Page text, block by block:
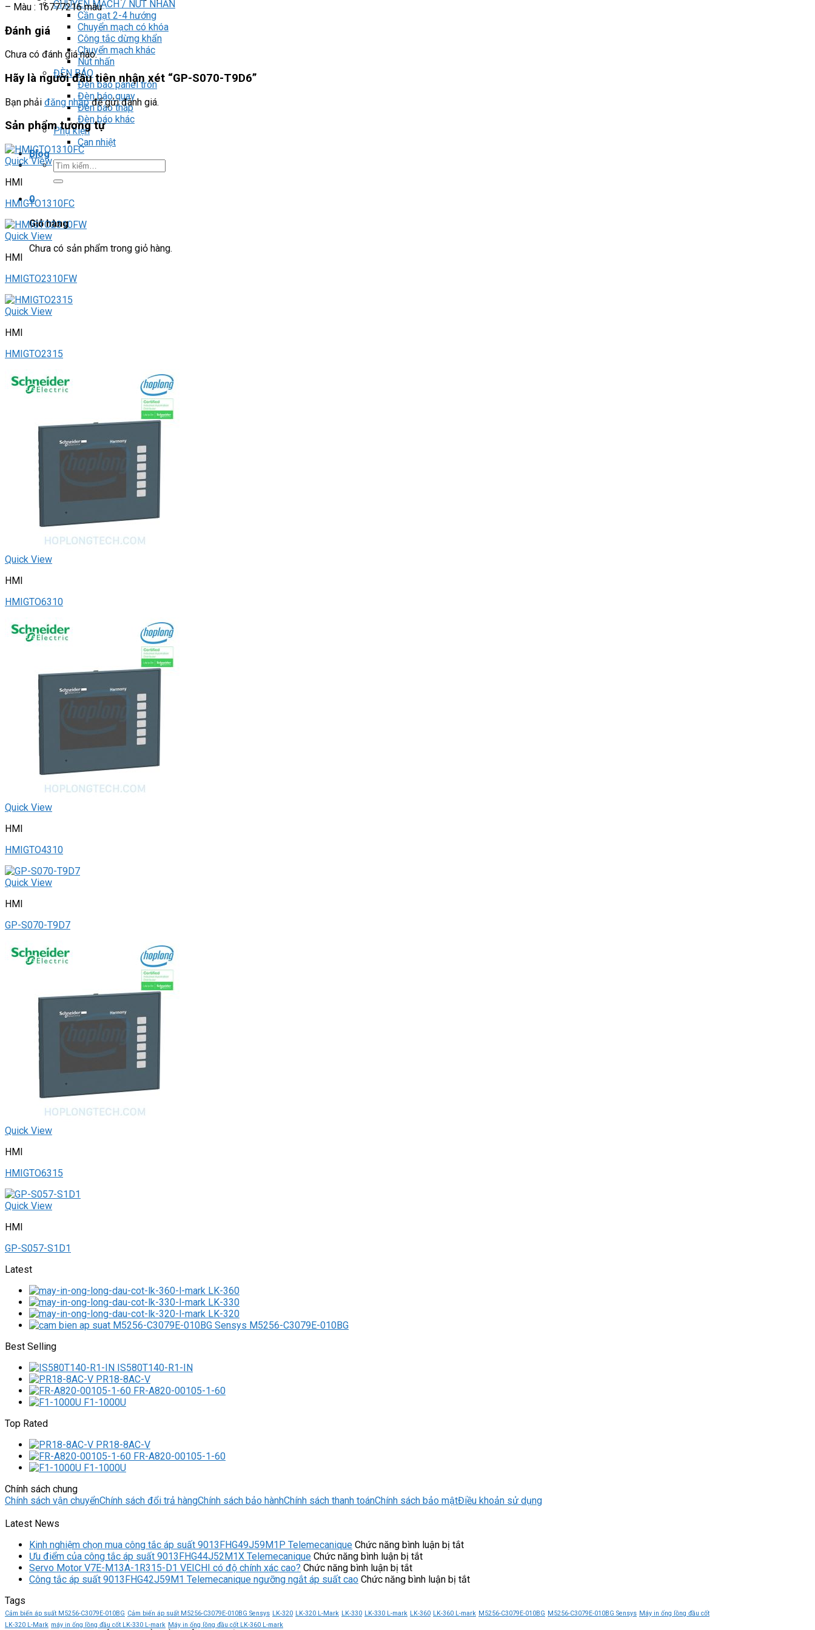
CHUYỂN MẠCH / NÚT NHẤN
Cần gạt 2-4 hướng
Chuyển mạch có khóa
Công tắc dừng khẩn
Chuyển mạch khác
Nút nhấn
ĐÈN BÁO
Đèn báo panel tròn
Đèn báo quay
Đèn báo tháp
Đèn báo khác
Phụ kiện
Can nhiệt
Blog
Tìm
kiếm:
0
Giỏ hàng
Chưa có sản phẩm trong giỏ hàng.
– Màu : 16777216 màu
Đánh giá
Chưa có đánh giá nào.
Hãy là người đầu tiên nhận xét “GP-S070-T9D6”
Bạn phải đăng nhậpđể gửi đánh giá.
Sản phẩm tương tự
Quick View
HMI
HMIGTO1310FC
Quick View
HMI
HMIGTO2310FW
Quick View
HMI
HMIGTO2315
Quick View
HMI
HMIGTO6310
Quick View
HMI
HMIGTO4310
Quick View
HMI
GP-S070-T9D7
Quick View
HMI
HMIGTO6315
Quick View
HMI
GP-S057-S1D1
Latest
LK-360
LK-330
LK-320
M5256-C3079E-010BG
Best Selling
IS580T140-R1-IN
PR18-8AC-V
FR-A820-00105-1-60
F1-1000U
Top Rated
PR18-8AC-V
FR-A820-00105-1-60
F1-1000U
Chính sách chung
Chính sách vận chuyểnChính sách đổi trả hàngChính sách bảo hànhChính sách thanh toánChính sách bảo mậtĐiều khoản sử dụng
Latest News
Kinh nghiệm chọn mua công tắc áp suất 9013FHG49J59M1P Telemecanique Chức năng bình luận bị tắtở
chọn
tắc
Ưu điểm của công tắc áp suất 9013FHG44J52M1X Telemecanique Chức năng bình luận bị tắtở
điểm
tắc
Servo Motor V7E-M13A-1R315-D1 VEICHI có độ chính xác cao? Chức năng bình luận bị tắtở
Servo
M13A-
Công tắc áp suất 9013FHG42J59M1 Telemecanique ngưỡng ngắt áp suất cao Chức năng bình luận bị tắtở
áp
Tags
Cảm biến áp suất M5256-C3079E-010BG Cảm biến áp suất M5256-C3079E-010BG Sensys LK-320 LK-320 L-Mark LK-330 LK-330 L-mark LK-360 LK-360 L-mark M5256-C3079E-010BG M5256-C3079E-010BG Sensys Máy in ống lồng đầu cốt
LK-320 L-Mark máy in ống lồng đầu cốt LK-330 L-mark Máy in ống lồng đầu cốt LK-360 L-mark